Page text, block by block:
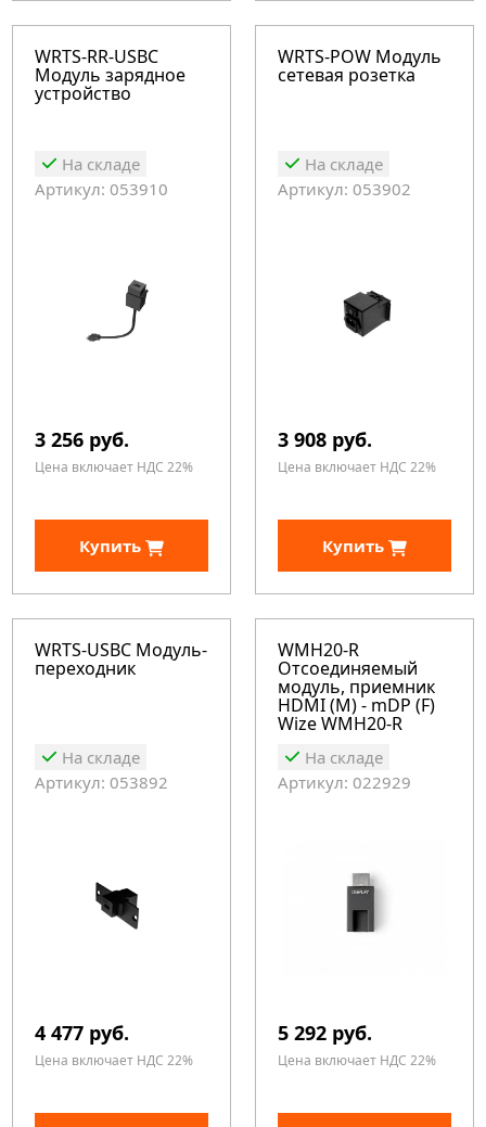
WRTS-RR-USBC
Модуль зарядное
устройство
На складе
Артикул: 053910
3 256 руб.
Цена включает НДС 22%
Купить
WRTS-POW Модуль
сетевая розетка
На складе
Артикул: 053902
3 908 руб.
Цена включает НДС 22%
Купить
WRTS-USBC Модуль-
переходник
На складе
Артикул: 053892
4 477 руб.
Цена включает НДС 22%
WMH20-R
Отсоединяемый
модуль, приемник
HDMI (M) - mDP (F)
Wize WMH20-R
На складе
Артикул: 022929
5 292 руб.
Цена включает НДС 22%